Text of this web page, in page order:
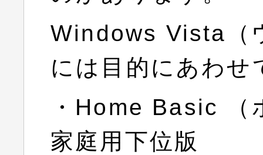
Windows Vista（
には目的にあわせ
・Home Basic
家庭用下位版